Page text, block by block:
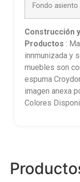
Fondo
Construcción
Productos :
innmunizada y
muebles son
espuma
imagen anexa
Colores